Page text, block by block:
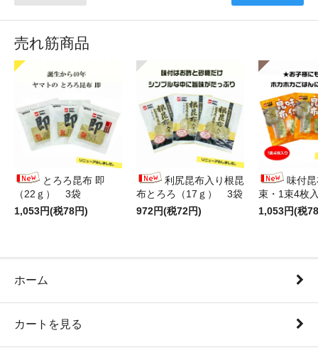
売れ筋商品
とろろ昆布 即
（22ｇ） 3袋
1,053円(税78円)
利尻昆布入り根昆
布とろろ（17ｇ） 3袋
972円(税72円)
味付
束・1束4枚
1,053円(税
ホーム
カートを見る